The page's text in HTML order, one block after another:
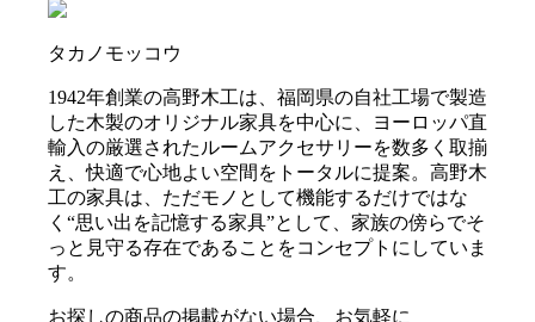
タカノモッコウ
1942年創業の高野木工は、福岡県の自社工場で製造
した木製のオリジナル家具を中心に、ヨーロッパ直
輸入の厳選されたルームアクセサリーを数多く取揃
え、快適で心地よい空間をトータルに提案。高野木
工の家具は、ただモノとして機能するだけではな
く“思い出を記憶する家具”として、家族の傍らでそ
っと見守る存在であることをコンセプトにしていま
す。
お探しの商品の掲載がない場合、お気軽に